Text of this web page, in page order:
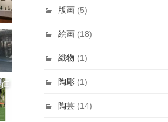
版画 (5)
絵画 (18)
織物 (1)
陶彫 (1)
陶芸 (14)